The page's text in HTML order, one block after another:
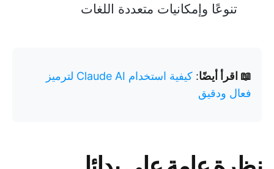
تنوعًا وإمكانيات متعددة اللغات
📖 اقرأ أيضًا:
كيفية استخدام Claude AI لترميز
فعال ودقيق